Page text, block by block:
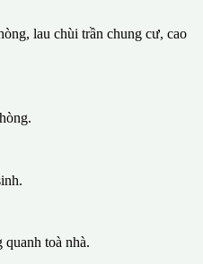
lau chùi trần chung cư, cao
toà nhà.